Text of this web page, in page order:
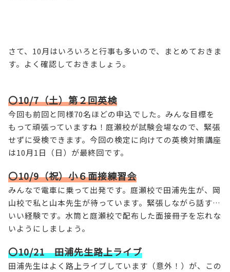
さて、10月はいろいろと行事も多いので、まとめておきま
す。よく確認しておきましょう。
〇10/7（土）第２回英検
今回も前回と同様70名ほどの申込でした。みんな目標を
もって頑張っていますね！庭瀬校が試験会場なので、緊張
せずに受検できます。今回の検定に向けての英検対策講座
は10月1日（日）が最終回です。
〇10/9（祝）小６面接練習会
みんなで電車に乗って出発です。庭瀬校で田浦先生が、岡
山校で私と山本先生が待っています。緊張しながら話す…
いい経験です。水筒と庭瀬校で配布した面接冊子を忘れな
いようにしましょう。
〇10/21 田浦先生路上ライブ
田浦先生はよく路上ライブしています（意外！）が、この